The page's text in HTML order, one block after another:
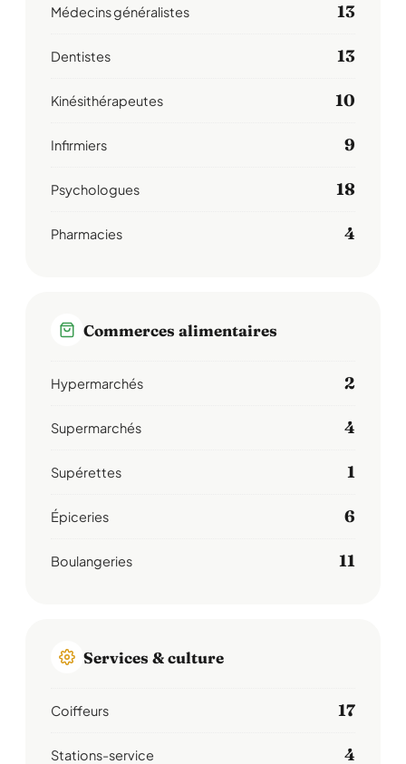
Médecins généralistes 13
Dentistes 13
Kinésithérapeutes 10
Infirmiers 9
Psychologues 18
Pharmacies 4
Commerces alimentaires
Hypermarchés 2
Supermarchés 4
Supérettes 1
Épiceries 6
Boulangeries 11
Services & culture
Coiffeurs 17
Stations-service 4